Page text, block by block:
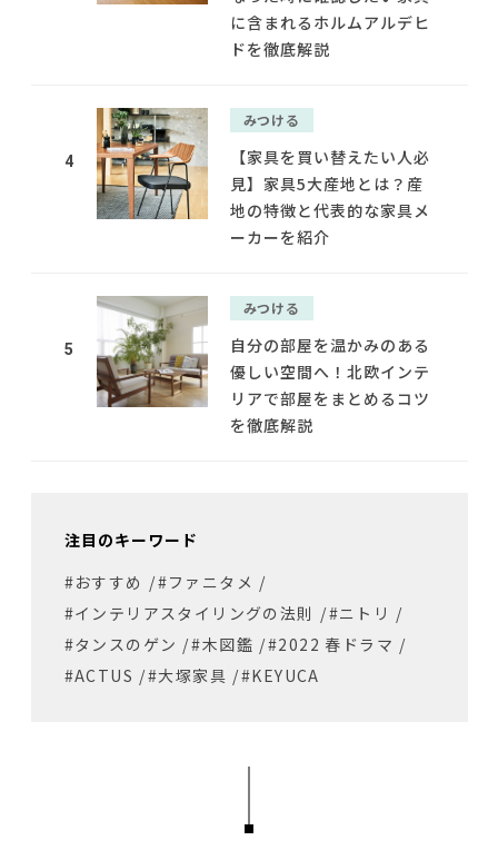
に含まれるホルムアルデヒ
ドを徹底解説
4
みつける
【家具を買い替えたい人必
見】家具5大産地とは？産
地の特徴と代表的な家具メ
ーカーを紹介
5
みつける
自分の部屋を温かみのある
優しい空間へ！北欧インテ
リアで部屋をまとめるコツ
を徹底解説
注目のキーワード
#おすすめ /#ファニタメ /
#インテリアスタイリングの法則 /#ニトリ /
#タンスのゲン /#木図鑑 /#2022 春ドラマ /
#ACTUS /#大塚家具 /#KEYUCA